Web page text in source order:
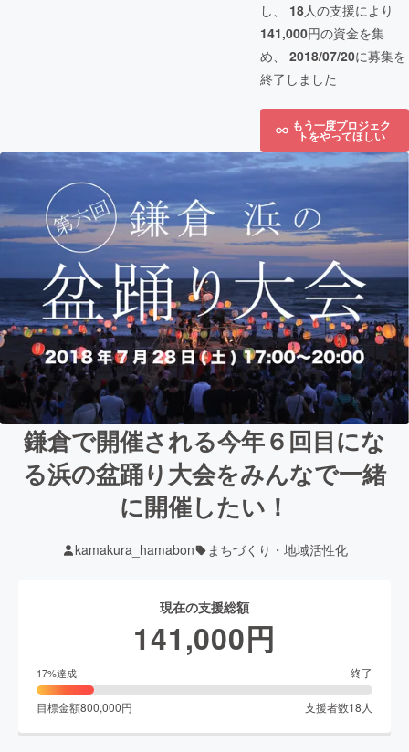
し、 18人の支援により
141,000円の資金を集
め、 2018/07/20に募集を
終了しました
もう一度プロジェク
トをやってほしい
鎌倉で開催される今年６回目にな
る浜の盆踊り大会をみんなで一緒
に開催したい！
kamakura_hamabon まちづくり・地域活性化
現在の支援総額
141,000円
17%達成 終了
目標金額800,000円 支援者数18 人